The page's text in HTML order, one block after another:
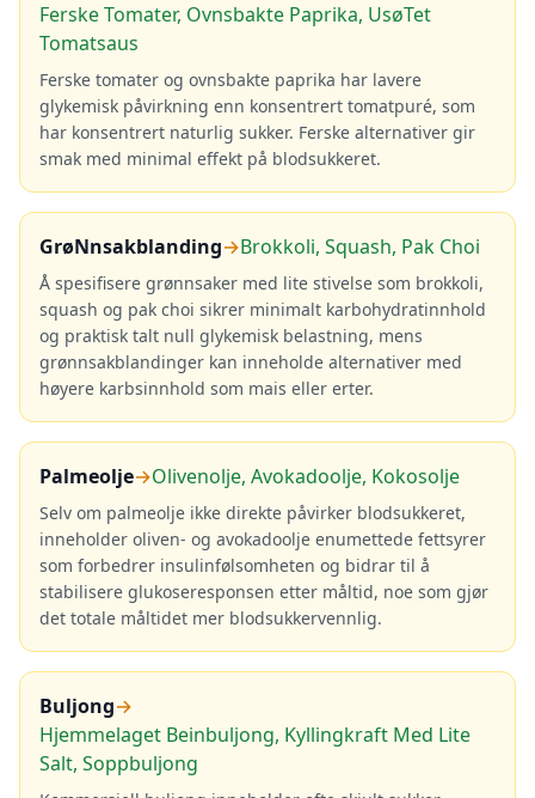
Ferske Tomater, Ovnsbakte Paprika, UsøTet
Tomatsaus
Ferske tomater og ovnsbakte paprika har lavere
glykemisk påvirkning enn konsentrert tomatpuré, som
har konsentrert naturlig sukker. Ferske alternativer gir
smak med minimal effekt på blodsukkeret.
GrøNnsakblanding→Brokkoli, Squash, Pak Choi
Å spesifisere grønnsaker med lite stivelse som brokkoli,
squash og pak choi sikrer minimalt karbohydratinnhold
og praktisk talt null glykemisk belastning, mens
grønnsakblandinger kan inneholde alternativer med
høyere karbsinnhold som mais eller erter.
Palmeolje→Olivenolje, Avokadoolje, Kokosolje
Selv om palmeolje ikke direkte påvirker blodsukkeret,
inneholder oliven- og avokadoolje enumettede fettsyrer
som forbedrer insulinfølsomheten og bidrar til å
stabilisere glukoseresponsen etter måltid, noe som gjør
det totale måltidet mer blodsukkervennlig.
Buljong→
Hjemmelaget Beinbuljong, Kyllingkraft Med Lite
Salt, Soppbuljong